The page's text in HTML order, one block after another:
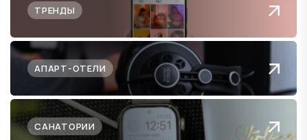
ТРЕНДЫ
АПАРТ-ОТЕЛИ
САНАТОРИИ